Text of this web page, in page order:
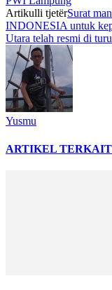
Artikulli tjetërSurat
INDONESIA untuk
Utara telah resmi di
Yusmu
ARTIKEL TERKAIT